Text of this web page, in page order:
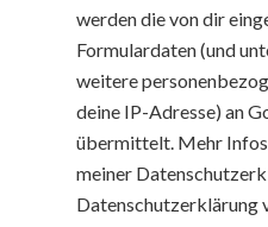
werden die von dir
Formulardaten (und
weitere
deine IP-Adresse) an
übermittelt. Mehr
meiner
Datenschutzerklärung